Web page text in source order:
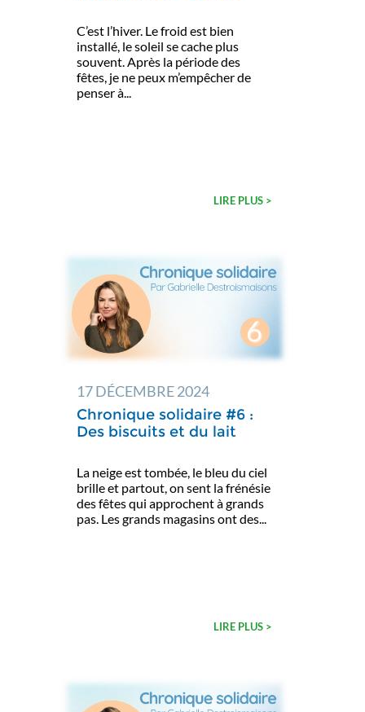
C’est l’hiver. Le froid est bien
installé, le soleil se cache plus
souvent. Après la période des
fêtes, je ne peux m’empêcher de
penser à...
LIRE PLUS >
17 DÉCEMBRE 2024
Chronique solidaire #6 :
Des biscuits et du lait
La neige est tombée, le bleu du ciel
brille et partout, on sent la frénésie
des fêtes qui approchent à grands
pas. Les grands magasins ont des...
LIRE PLUS >